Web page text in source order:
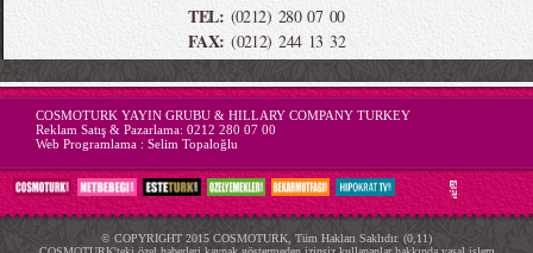
TEL: (0212) 280 07 00
FAX: (0212) 244 13 32
-->
COSMOTURK YAYIN GRUBU & HILLARY COMPANY TURKEY
Reklam Satış & Pazarlama: 0212 280 07 00
Web Programlama : Selim Topaloğlu
© COPYRIGHT 2015 COSMOTURK, Tüm Hakları Saklıdır. (0,11)